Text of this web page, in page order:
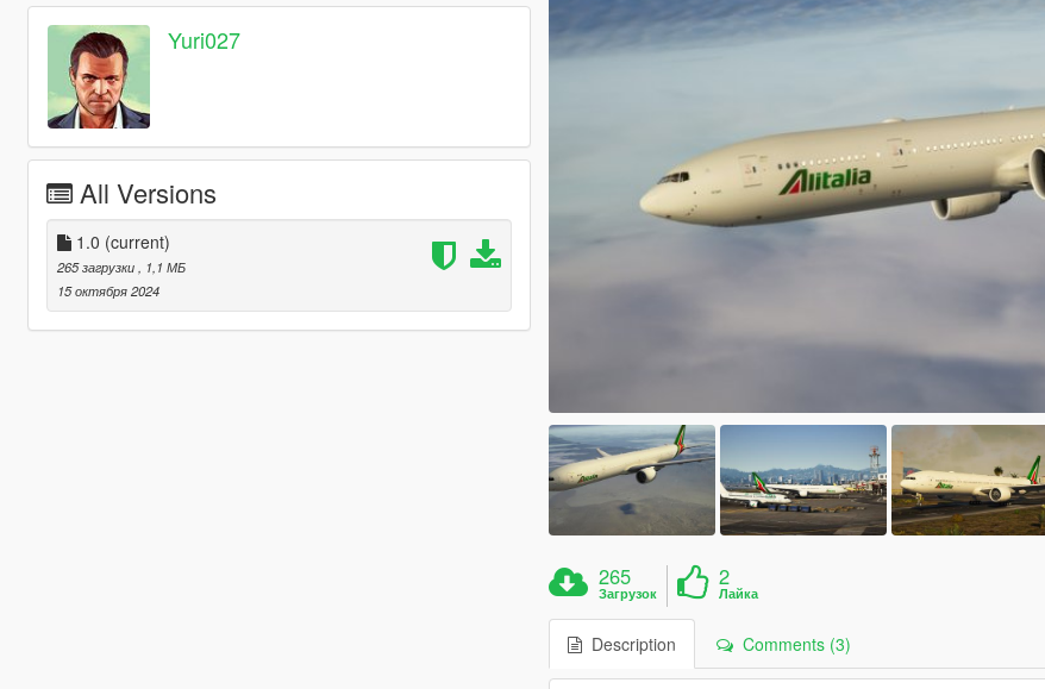
Yuri027
All Versions
1.0 (current)
265 загрузки
, 1,1 МБ
15 октября 2024
265
Загрузок
2
Лайка
Description Comments (3)